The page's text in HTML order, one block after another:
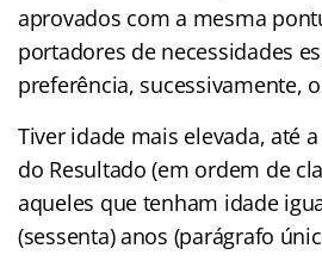
aprovados com a mesma
portadores de necessidades
preferência, sucessivamente,
Tiver idade mais elevada, até
do Resultado (em ordem de
aqueles que tenham idade
(sessenta) anos (parágrafo